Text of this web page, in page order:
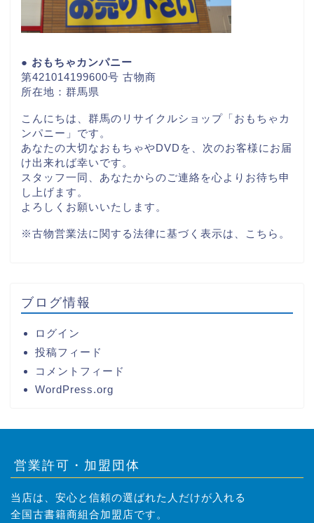
● おもちゃカンパニー
第421014199600号 古物商
所在地：群馬県
こんにちは、群馬のリサイクルショップ「おもちゃカ
ンパニー」です。
あなたの大切なおもちゃやDVDを、次のお客様にお届
け出来れば幸いです。
スタッフ一同、あなたからのご連絡を心よりお待ち申
し上げます。
よろしくお願いいたします。
※古物営業法に関する法律に基づく表示は、 こちら。
ブログ情報
ログイン
投稿フィード
コメントフィード
WordPress.org
営業許可・加盟団体
当店は、安心と信頼の選ばれた人だけが入れる
全国古書籍商組合加盟店です。